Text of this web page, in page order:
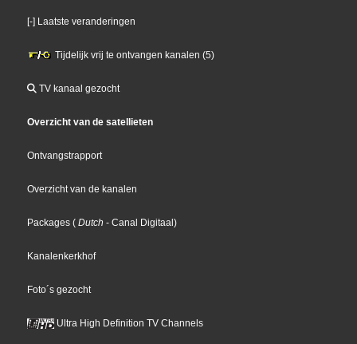
[-] Laatste veranderingen
Tijdelijk vrij te ontvangen kanalen (5)
TV kanaal gezocht
Overzicht van de satellieten
Ontvangstrapport
Overzicht van de kanalen
Packages ( Dutch - Canal Digitaal)
Kanalenkerkhof
Foto´s gezocht
Ultra High Definition TV Channels